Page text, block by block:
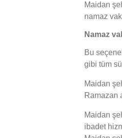
Maidan
namaz
Namaz
Bu
gibi tüm
Maidan
Ramazan
Maidan
ibadet